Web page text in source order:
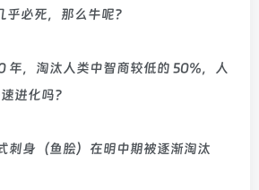
必死，那么牛呢？
年，淘汰人类中智商较低的 50%，人
进化吗？
刺身（鱼脍）在明中期被逐渐淘汰